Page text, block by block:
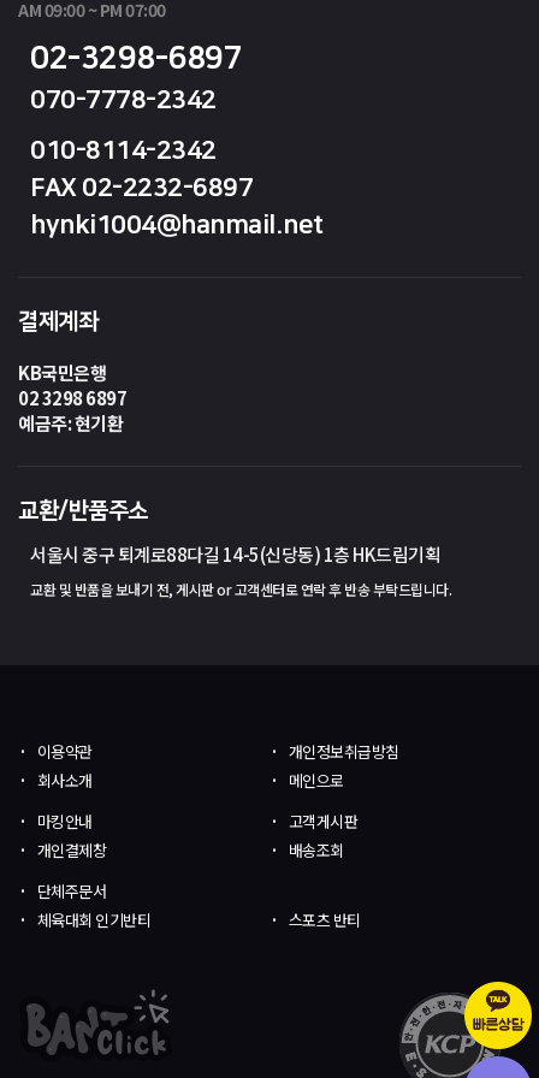
AM 09:00 ~ PM 07:00
02-3298-6897
070-7778-2342
010-8114-2342
FAX 02-2232-6897
hynki1004@hanmail.net
결제계좌
KB국민은행
02 3298 6897
예금주: 현기환
교환/반품주소
서울시 중구 퇴계로88다길 14-5(신당동) 1층 HK드림기획
교환 및 반품을 보내기 전, 게시판 or 고객센터로 연락 후 반송 부탁드립니다.
이용약관
개인정보취급방침
회사소개
메인으로
마킹안내
고객게시판
개인결제창
배송조회
단체주문서
체육대회 인기반티
스포츠 반티